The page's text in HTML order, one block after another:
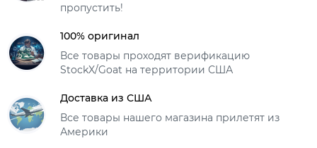
пропустить!
100% оригинал
Все товары проходят верификацию
StockX/Goat на территории США
Доставка из США
Все товары нашего магазина прилетят из
Америки